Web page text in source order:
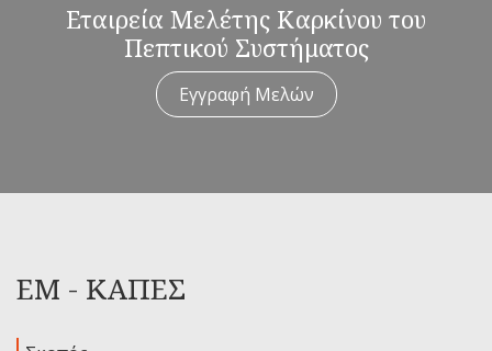
Εταιρεία Μελέτης Καρκίνου του
Πεπτικού Συστήματος
Εγγραφή Μελών
ΕΜ - ΚΑΠΕΣ